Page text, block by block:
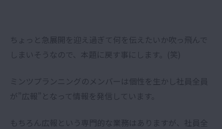
ちょっと急展開を迎え過ぎて何を伝えたいか吹っ飛んで
しまいそうなので、本題に戻す事にします。(笑)
ミンツプランニングのメンバーは個性を生かし社員全員
が”広報”となって情報を発信しています。
もちろん広報という専門的な業務はありますが、社員全